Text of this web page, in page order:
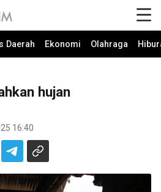
Daerah Ekonomi Olahraga
hujan
16:40